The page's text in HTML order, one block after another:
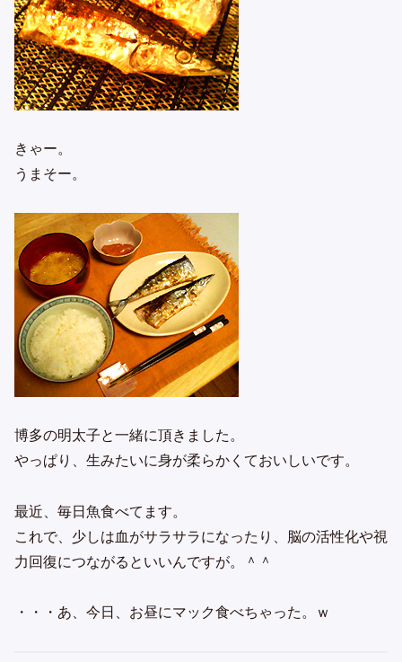
きゃー。
うまそー。
博多の明太子と一緒に頂きました。
やっぱり、生みたいに身が柔らかくておいしいです。
最近、毎日魚食べてます。
これで、少しは血がサラサラになったり、脳の活性化や視
力回復につながるといいんですが。＾＾
・・・あ、今日、お昼にマック食べちゃった。ｗ